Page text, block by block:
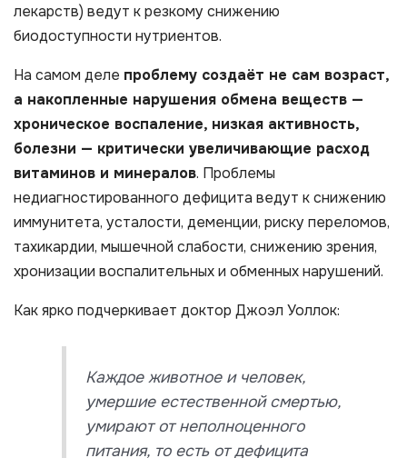
лекарств) ведут к резкому снижению
биодоступности нутриентов.
На самом деле проблему создаёт не сам возраст,
а накопленные нарушения обмена веществ —
хроническое воспаление, низкая активность,
болезни — критически увеличивающие расход
витаминов и минералов. Проблемы
недиагностированного дефицита ведут к снижению
иммунитета, усталости, деменции, риску переломов,
тахикардии, мышечной слабости, снижению зрения,
хронизации воспалительных и обменных нарушений.​
Как ярко подчеркивает доктор Джоэл Уоллок:
Каждое животное и человек,
умершие естественной смертью,
умирают от неполноценного
питания, то есть от дефицита